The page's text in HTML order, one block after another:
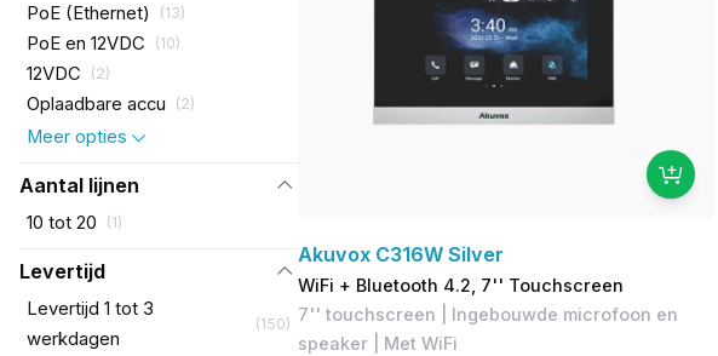
PoE (Ethernet) (13)
PoE en 12VDC (10)
12VDC (2)
Oplaadbare accu (2)
Meer opties
Aantal lijnen
10 tot 20 (1)
Levertijd
Levertijd 1 tot 3
werkdagen
(150)
Akuvox C316W Silver
WiFi + Bluetooth 4.2, 7'' Touchscreen
7'' touchscreen | Ingebouwde microfoon en
speaker | Met WiFi